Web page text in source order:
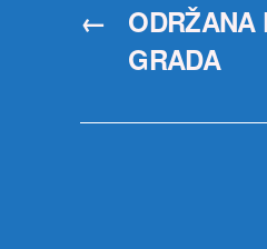
←
ODRŽANA
GRADA